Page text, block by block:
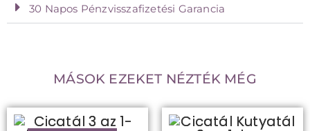
30 Napos Pénzvisszafizetési Garancia
MÁSOK EZEKET NÉZTÉK MÉG